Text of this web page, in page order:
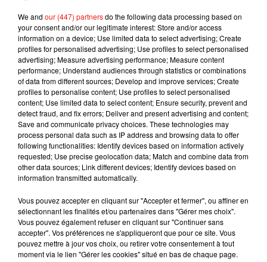
people together not tear us apart. Much love &
appreciation to the Academy. I hope we can
meet again.
— Kevin Hart (@KevinHart4real)7 décembre
2018
Voir cette publication sur Instagram
We and our (447) partnersdo the following data processing based on
your consent and/or our legitimate interest: Store and/or access
information on a device; Use limited data to select advertising; Create
profiles for personalised advertising; Use profiles to select personalised
advertising; Measure advertising performance; Measure content
performance; Understand audiences through statistics or combinations
of data from different sources; Develop and improve services; Create
profiles to personalise content; Use profiles to select personalised
content; Use limited data to select content; Ensure security, prevent and
detect fraud, and fix errors; Deliver and present advertising and content;
Save and communicate privacy choices. These technologies may
process personal data such as IP address and browsing data to offer
following functionalities: Identify devices based on information actively
requested; Use precise geolocation data; Match and combine data from
other data sources; Link different devices; Identify devices based on
information transmitted automatically.
Vous pouvez accepter en cliquant sur "Accepter et fermer", ou affiner en
sélectionnant les finalités et/ou partenaires dans "Gérer mes choix".
Vous pouvez également refuser en cliquant sur "Continuer sans
accepter". Vos préférences ne s'appliqueront que pour ce site. Vous
pouvez mettre à jour vos choix, ou retirer votre consentement à tout
moment via le lien "Gérer les cookies" situé en bas de chaque page.